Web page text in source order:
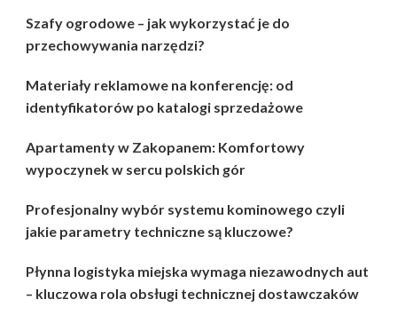
Szafy ogrodowe – jak wykorzystać je do
przechowywania narzędzi?
Materiały reklamowe na konferencję: od
identyfikatorów po katalogi sprzedażowe
Apartamenty w Zakopanem: Komfortowy
wypoczynek w sercu polskich gór
Profesjonalny wybór systemu kominowego czyli
jakie parametry techniczne są kluczowe?
Płynna logistyka miejska wymaga niezawodnych aut
– kluczowa rola obsługi technicznej dostawczaków